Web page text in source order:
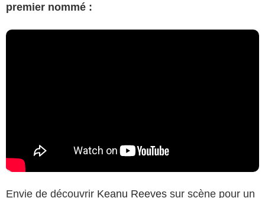
premier nommé :
Envie de découvrir Keanu Reeves sur scène pour un